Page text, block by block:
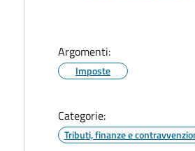
Argomenti:
Imposte
Categorie:
Tributi, finanze e